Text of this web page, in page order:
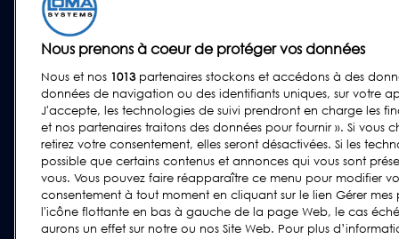
PRODUITS
Détecteurs de métaux
Trieuses Pondérales
Systèmes combinés
Logiciel
Plats préparés et
aliments à emporter
Boulangerie
Produits Laitiers
Viande, Volaille et
Poisson
Confiseries et Snacks
Aliments Secs et
Céréales
Nous prenons à coeur de protéger vos données
Nous et nos 1013partenaires stockons et accédons à des
données de navigation ou des identifiants uniques, sur votre
J'accepte, les technologies de suivi prendront en charge les
et nos partenaires traitons des données pour fournir ». Si vous
retirez votre consentement, elles seront désactivées. Si les
possible que certains contenus et annonces qui vous sont
vous. Vous pouvez faire réapparaître ce menu pour modifier
consentement à tout moment en cliquant sur le lien Gérer
l'icône flottante en bas à gauche de la page Web, le cas
aurons un effet sur notre ou nos Site Web. Pour plus